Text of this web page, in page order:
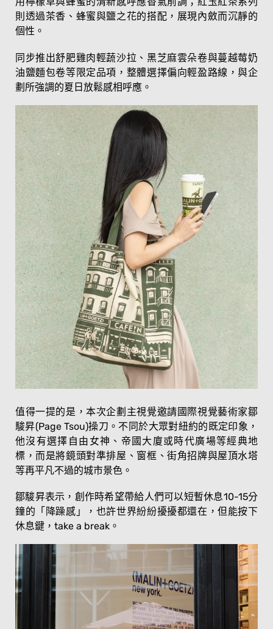
則透過茶香、蜂蜜與鹽之花的搭配，展現內斂而沉靜的
個性。
同步推出舒肥雞肉輕蔬沙拉、黑芝麻雲朵卷與蔓越莓奶
油鹽麵包卷等限定品項，整體選擇偏向輕盈路線，與企
劃所強調的夏日放鬆感相呼應。
值得一提的是，本次企劃主視覺邀請國際視覺藝術家鄒
駿昇(Page Tsou)操刀。不同於大眾對紐約的既定印象，
他沒有選擇自由女神、帝國大廈或時代廣場等經典地
標，而是將鏡頭對準排屋、窗框、街角招牌與屋頂水塔
等再平凡不過的城市景色。
鄒駿昇表示，創作時希望帶給人們可以短暫休息10-15分
鐘的「降躁感」，也許世界紛紛擾擾都還在，但能按下
休息鍵，take a break。